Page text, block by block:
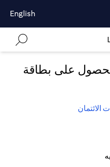
English
على بطاقة
الائتمان